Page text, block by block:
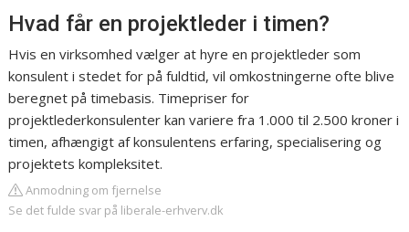
Hvad får en projektleder i timen?
Hvis en virksomhed vælger at hyre en projektleder som
konsulent i stedet for på fuldtid, vil omkostningerne ofte blive
beregnet på timebasis. Timepriser for
projektlederkonsulenter kan variere fra 1.000 til 2.500 kroner i
timen, afhængigt af konsulentens erfaring, specialisering og
projektets kompleksitet.
Anmodning om fjernelse
Se det fulde svar på liberale-erhverv.dk